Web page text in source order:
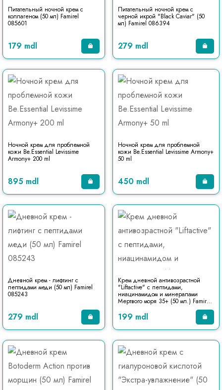
Питательный ночной крем с
коллагеном (50 мл) Famirel
085601
179 mdl
Питательный ночной крем c
черной икрой "Black Caviar" (50
мл) Famirel 086394
279 mdl
Ночной крем для проблемной
кожи Be.Essential Levissime
Armony+ 200 ml
895 mdl
Ночной крем для проблемной
кожи Be.Essential Levissime Armony+
50 ml
450 mdl
Дневной крем - лифтинг с
пептидами меди (50 мл) Famirel
085243
279 mdl
Крем дневной антивозрастной
"Liftactive" с пептидами,
ниацинамидом и минералами
Мертвого моря 35+ (50 мл.) Famirel
199 mdl